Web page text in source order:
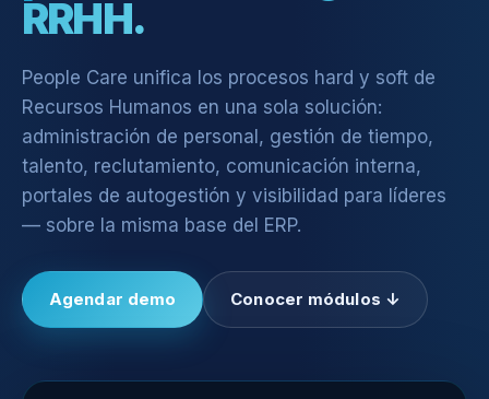
RRHH.
People Care unifica los procesos hard y soft de
Recursos Humanos en una sola solución:
administración de personal, gestión de tiempo,
talento, reclutamiento, comunicación interna,
portales de autogestión y visibilidad para líderes
— sobre la misma base del ERP.
Agendar demo Conocer módulos ↓